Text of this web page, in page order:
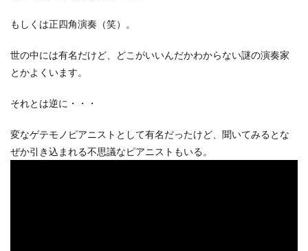
もしくは正四角演奏（笑）。
世の中には有名だけど、どこがいいんだかわからない謎の演奏家
とかよくいます。
それとは逆に・・・
変なゲテモノピアニストとして有名だったけど、聞いてみるとな
ぜか引き込まれる不思議なピアニストもいる。